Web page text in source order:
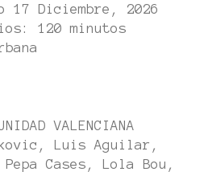
17 Diciembre, 2026
120 minutos
VALENCIANA
Luis Aguilar,
Cases, Lola Bou,